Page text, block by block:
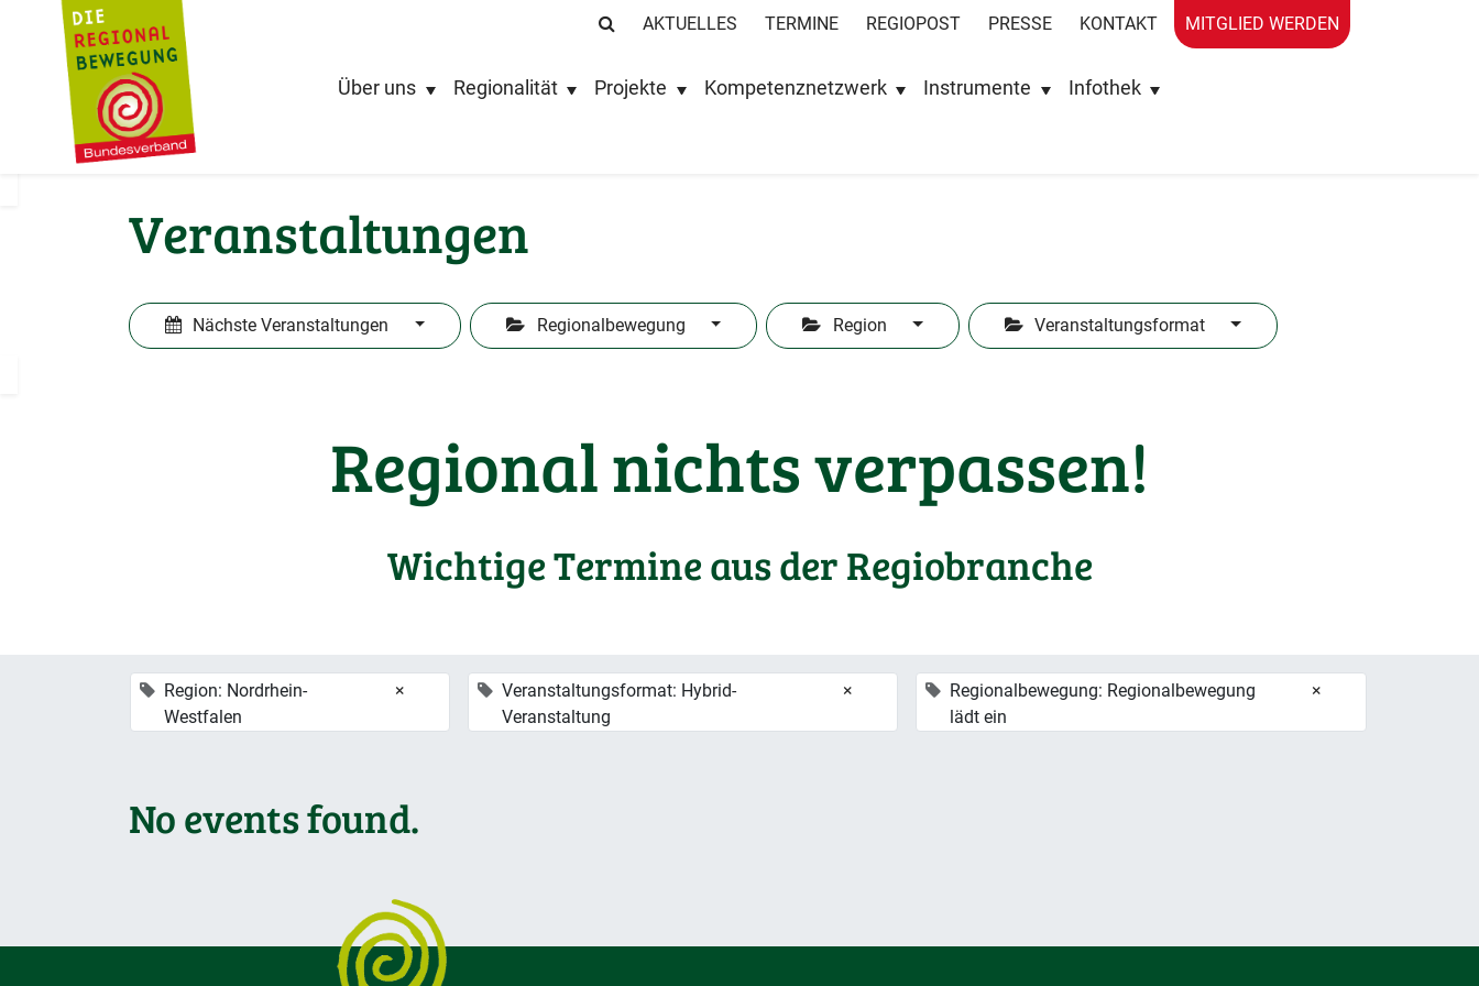
AKTUELLES TERMINE REGIOPOST PRESSE KONTAKT MITGLIED WERDEN
Über uns Regionalität Projekte Kompetenznetzwerk Instrumente Infothek
Veranstaltungen
Nächste Veranstaltungen Regionalbewegung Region Veranstaltungsformat
Regional nichts verpassen!
Wichtige Termine aus der Regiobranche
Region: Nordrhein-
Westfalen
×
Veranstaltungsformat: Hybrid-
Veranstaltung
×
Regionalbewegung: Regionalbewegung
lädt ein
×
No events found.